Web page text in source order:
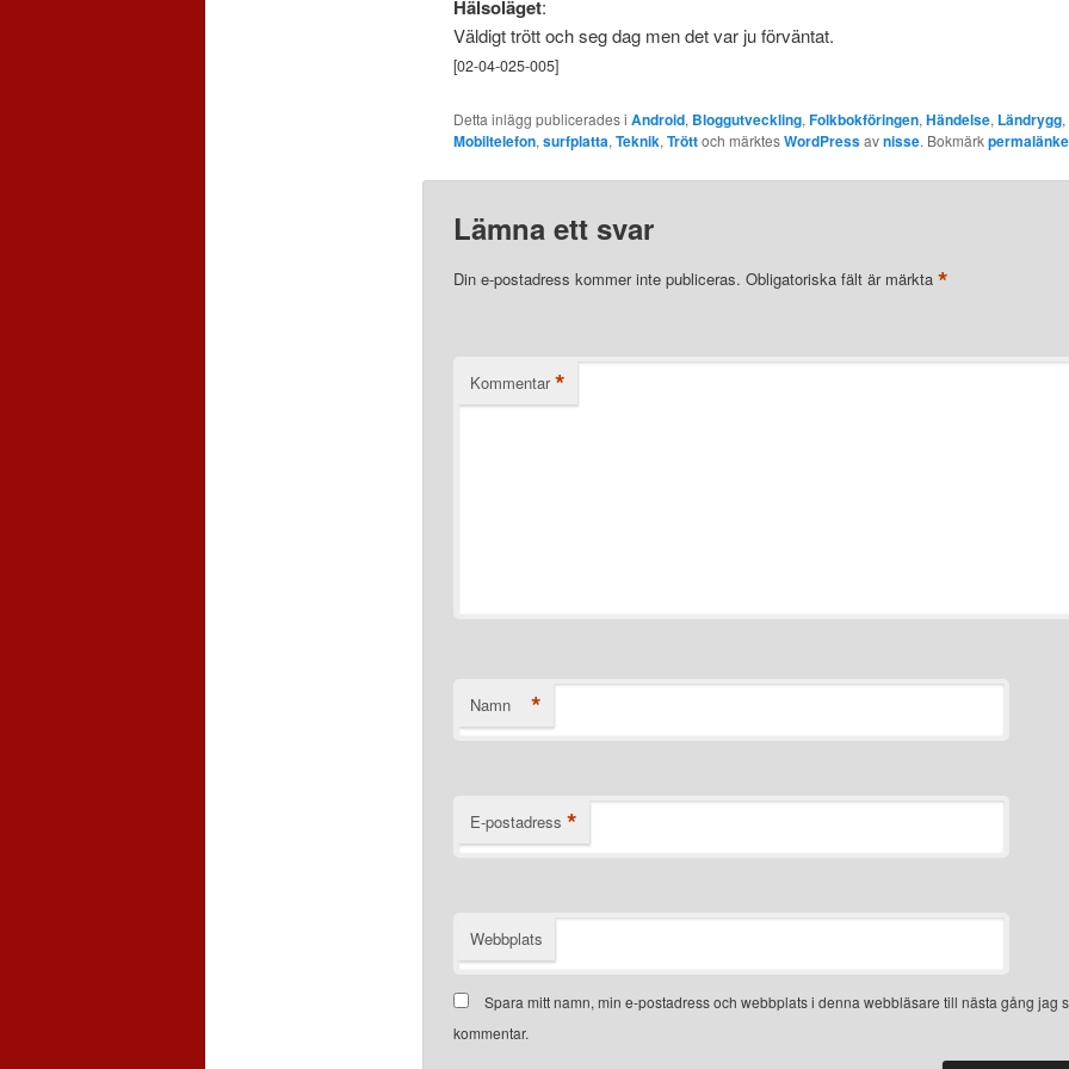
Hälsoläget:
Väldigt trött och seg dag men det var ju förväntat.
[02-04-025-005]
Detta inlägg publicerades i Android, Bloggutveckling, Folkbokföringen, Händelse, Ländrygg,
Mobiltelefon, surfplatta, Teknik, Tröttoch märktesWordPressavnisse. Bokmärk
Lämna ett svar
Din e-postadress kommer inte publiceras. Obligatoriska fält är märkta *
Kommentar *
Namn *
E-postadress *
Webbplats
Spara mitt namn, min e-postadress och webbplats i denna webbläsare till nästa gång jag
kommentar.